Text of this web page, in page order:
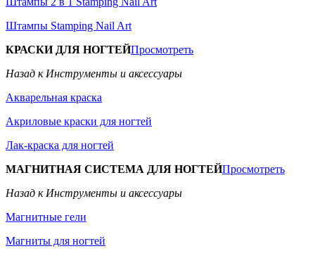
Штампы Stamping Nail Art
КРАСКИ ДЛЯ НОГТЕЙПросмотреть
Назад к Инструменты и аксессуары
Акварельная краска
Акриловые краски для ногтей
Лак-краска для ногтей
МАГНИТНАЯ СИСТЕМА ДЛЯ НОГТЕЙПросмотреть
Назад к Инструменты и аксессуары
Магнитные гели
Магниты для ногтей